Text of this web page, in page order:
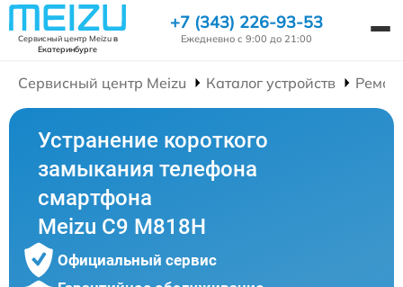
Сервисный центр Meizuв
Екатеринбурге
+7 (343) 226-93-53
Ежедневно с 9:00 до 21:00
Сервисный центр Meizu Каталог устройств
Устранение короткого
замыкания телефона
смартфона
Meizu C9 M818H
Официальный сервис